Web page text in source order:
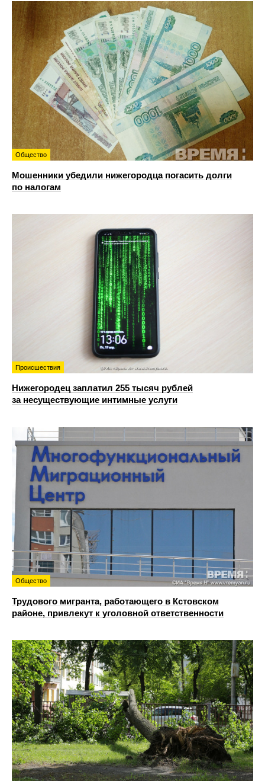
Общество
Мошенники убедили нижегородца погасить долги
по налогам
Происшествия
Нижегородец заплатил 255 тысяч рублей
за несуществующие интимные услуги
Общество
Трудового мигранта, работающего в Кстовском
районе, привлекут к уголовной ответственности